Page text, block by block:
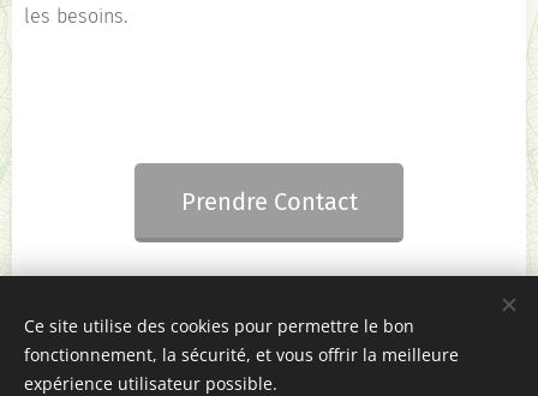
les besoins.
Prendre Contact
© 2022 Créativ'coaching - Sylvie DUCHENE
Tél : 07 86 55 07 39 - creativ.coaching49@gmail.com
Ce site utilise des cookies pour permettre le bon
fonctionnement, la sécurité, et vous offrir la meilleure
expérience utilisateur possible.